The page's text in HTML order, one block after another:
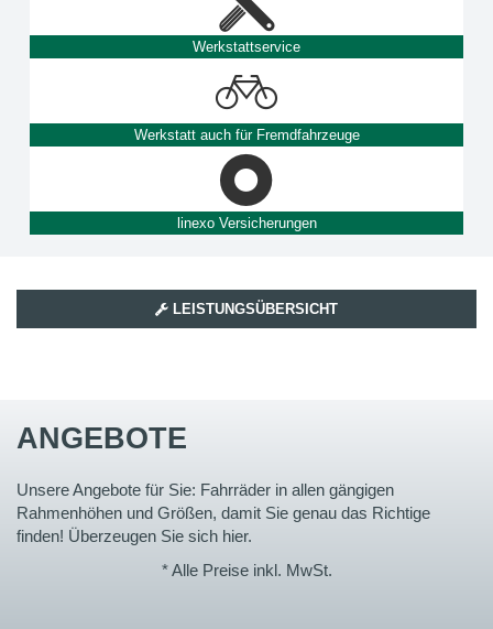
Werkstattservice
Werkstatt auch für Fremdfahrzeuge
linexo Versicherungen
LEISTUNGSÜBERSICHT
ANGEBOTE
Unsere Angebote für Sie: Fahrräder in allen gängigen
Rahmenhöhen und Größen, damit Sie genau das Richtige
finden! Überzeugen Sie sich hier.
* Alle Preise inkl. MwSt.